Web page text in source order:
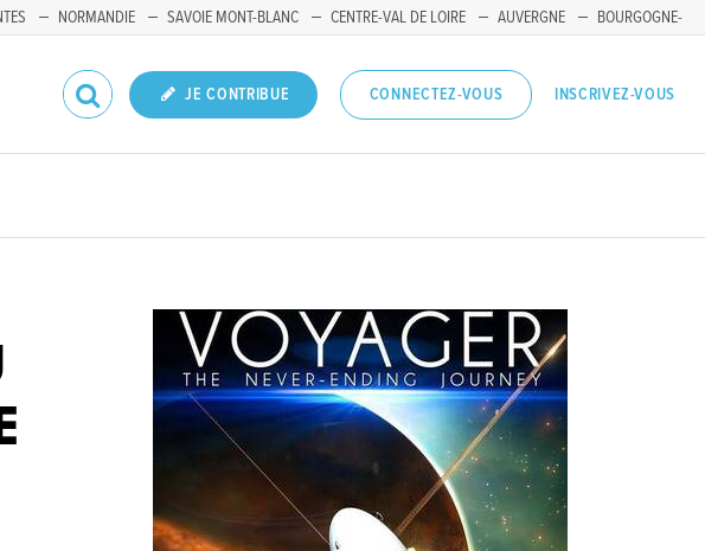
NORMANDIE SAVOIE MONT-BLANC CENTRE-VAL DE LOIRE AUVERGNE
BOURGOGNE-
JE CONTRIBUE CONNECTEZ-VOUS INSCRIVEZ-VOUS